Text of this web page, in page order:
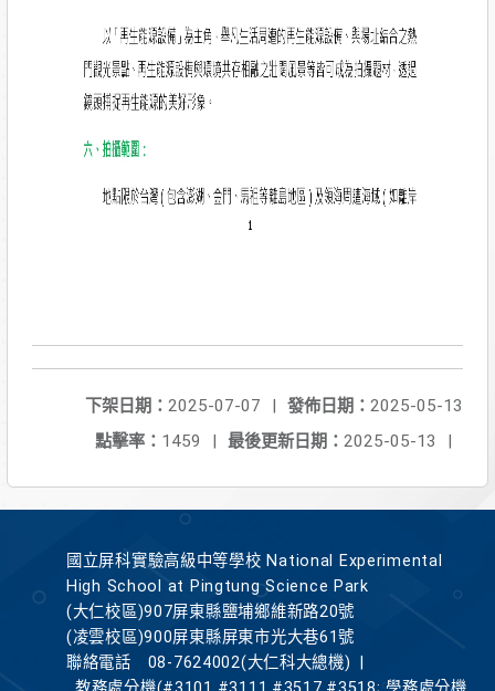
發佈日期： 2025-05-13
下架日期： 2025-07-07
|
最後更新日期： 2025-05-13 |
點擊率： 1459 |
國立屏科實驗高級中等學校 National Experimental
High School at Pingtung Science Park
(大仁校區)907屏東縣鹽埔鄉維新路20號
(凌雲校區)900屏東縣屏東市光大巷61號
聯絡電話
08-7624002(大仁科大總機)